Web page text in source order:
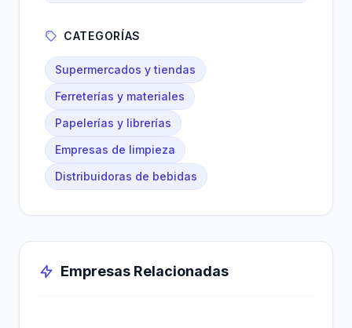
CATEGORÍAS
Supermercados y tiendas
Ferreterías y materiales
Papelerías y librerías
Empresas de limpieza
Distribuidoras de bebidas
Empresas Relacionadas